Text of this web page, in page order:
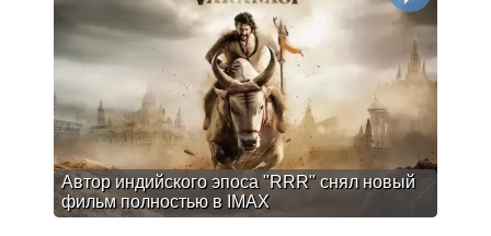
Автор индийского эпоса "RRR" снял новый
фильм полностью в IMAX